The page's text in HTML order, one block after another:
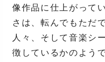
像作品に仕上がって
さは、転んでもただ
人々、そして音楽シ
徴しているかのよう